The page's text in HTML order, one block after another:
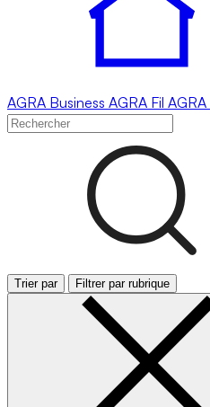
AGRA Business AGRA Fil AGRA
Trier par Filtrer par rubrique